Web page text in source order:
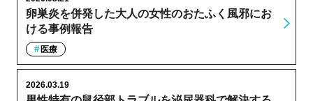
卵巣炎を併発した大人の女性のおたふく風邪にお
ける事例報告
医療
2026.03.19